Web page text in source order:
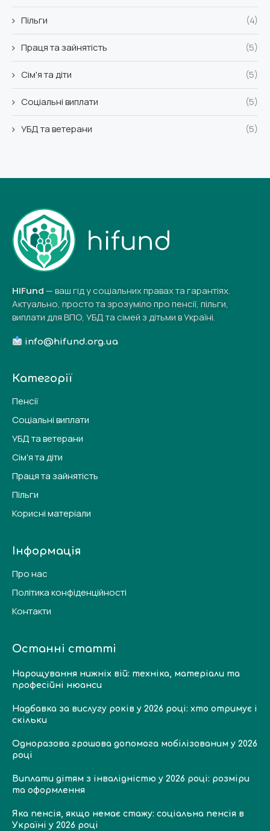
Пільги (4)
Праця та зайнятість (5)
Сім'я та діти (5)
Соціальні виплати (5)
УБД та ветерани (5)
HiFund — ваш гід у соціальних правах та гарантіях.
Актуально, просто та зрозуміло про пенсії, пільги,
виплати для ВПО, УБД та сімей з дітьми в Україні.
info@hifund.org.ua
Категорії
Пенсії
Соціальні виплати
УБД та ветерани
Сім'я та діти
Праця та зайнятість
Пільги
Корисні матеріали
Інформація
Про нас
Політика конфіденційності
Контакти
Останні статті
Нарощування нижніх вій: техніка, матеріали та
професійні нюанси
Надбавка за вислугу років у 2026 році: хто отримує і
скільки
Одноразова грошова допомога мобілізованим у 2026
році
Виплати дітям з інвалідністю у 2026 році: розміри
та оформлення
Яка пенсія, якщо немає стажу: соціальна пенсія в
Україні у 2026 році